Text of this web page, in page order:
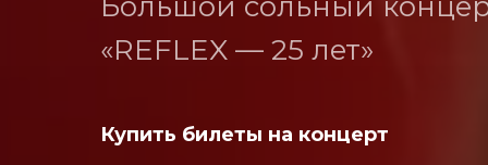
«REFLEX — 25 лет»
Купить билеты на концерт